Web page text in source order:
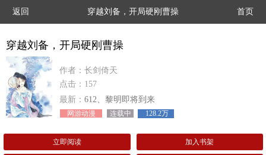
返回 穿越刘备，开局硬刚曹操 首页
穿越刘备，开局硬刚曹操
作者：长剑倚天
点击：157
最新： 612、黎明即将到来
网游动漫 连载中 128.2万
立即阅读 加入书架